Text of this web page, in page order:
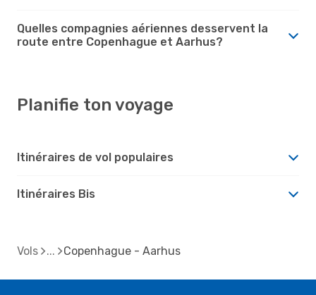
Quelles compagnies aériennes desservent la
route entre Copenhague et Aarhus?
Planifie ton voyage
Itinéraires de vol populaires
Itinéraires Bis
Vols Copenhague - Aarhus